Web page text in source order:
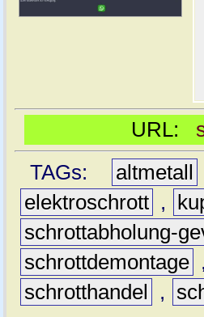
URL:
TAGs:
altmetall
elektroschrott ,
schrottabholung-
schrottdemontage ,
schrotthandel
,